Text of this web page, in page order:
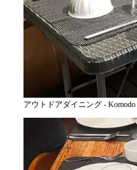
アウトドアダイニング - Komodo